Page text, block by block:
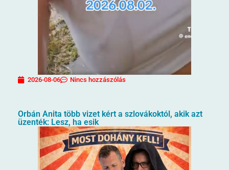
2026-08-06 Nincs hozzászólás
Orbán Anita több vizet kért a szlovákoktól, akik azt
üzenték: Lesz, ha esik